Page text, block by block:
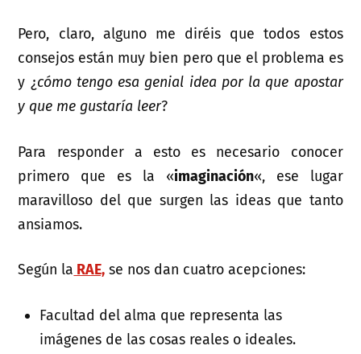
Pero, claro, alguno me diréis que todos estos
consejos están muy bien pero que el problema es
y ¿cómo tengo esa genial idea por la que apostar
y que me gustaría leer?
Para responder a esto es necesario conocer
primero que es la «imaginación«, ese lugar
maravilloso del que surgen las ideas que tanto
ansiamos.
Según la RAE, se nos dan cuatro acepciones:
Facultad del alma que representa las
imágenes de las cosas reales o ideales.